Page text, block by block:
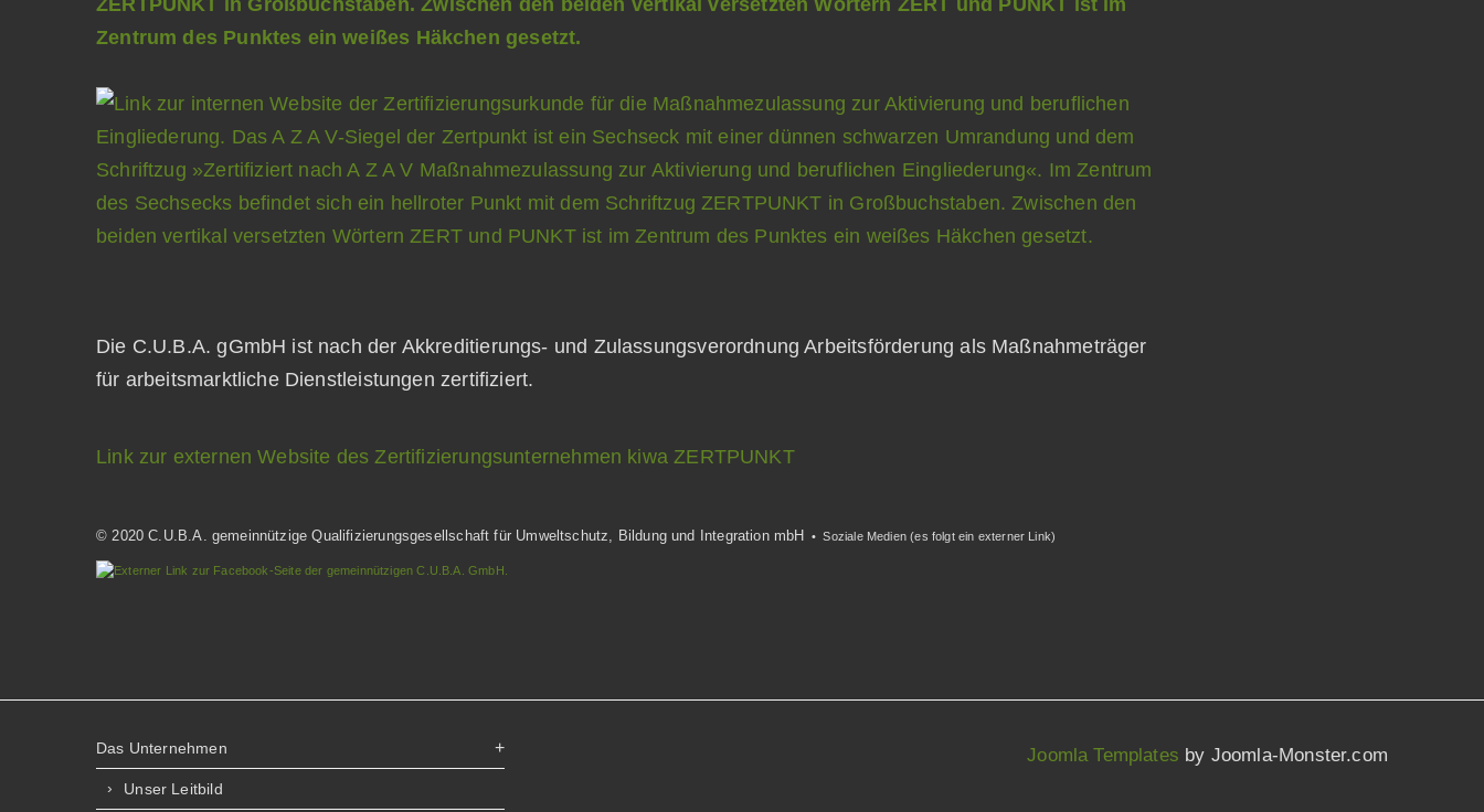
Die C.U.B.A. gGmbH ist nach der Akkreditierungs- und Zulassungsverordnung Arbeitsförderung als Maßnahmeträger
für arbeitsmarktliche Dienstleistungen zertifiziert.
Link zur externen Website des Zertifizierungsunternehmen kiwa ZERTPUNKT
© 2020 C.U.B.A. gemeinnützige Qualifizierungsgesellschaft für Umweltschutz, Bildung und Integration mbH • Soziale Medien (es folgt ein externer Link)
Das Unternehmen
Unser Leitbild
Joomla Templates by Joomla-Monster.com